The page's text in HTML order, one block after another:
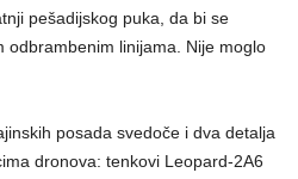
pešadijskog puka, da bi se
odbrambenim linijama. Nije moglo
posada svedoče i dva detalja
dronova: tenkovi Leopard-2A6